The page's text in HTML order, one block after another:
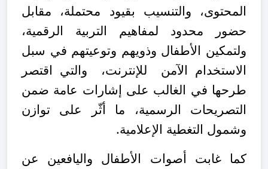
المحتوى، والتنسيب بقيود محتملة، مقابل
حضور محدود لمفاهيم التربية الرقمية،
ولتمكين الأطفال وذويهم وتوعيتهم في سبل
الاستخدام الآمن للإنترنت، والتي اقتصر
طرحها في الغالب على إشارات عامة ضمن
التصريحات الرسمية، ما أثّر على توازن
وشمول التغطية الإعلامية.
كما غابت أصوات الأطفال واليافعين عن